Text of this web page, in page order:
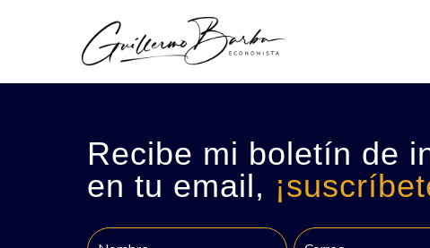
Recibe mi boletín de
en tu email,